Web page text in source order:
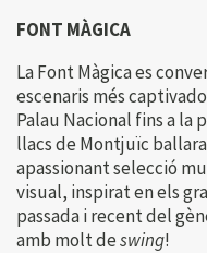
FONT MÀGICA
La Font Màgica es
escenaris més
Palau Nacional fins a la
llacs de Montjuïc
apassionant selecció
visual, inspirat en els
passada i recent del
amb molt deswing!